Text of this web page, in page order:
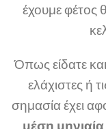
έχουμε φέτος
Όπως είδατε
ελάχιστες ή
σημασία έχει
μέση